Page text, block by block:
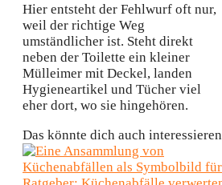
Hier entsteht der Fehlwurf oft nur,
weil der richtige Weg
umständlicher ist. Steht direkt
neben der Toilette ein kleiner
Mülleimer mit Deckel, landen
Hygieneartikel und Tücher viel
eher dort, wo sie hingehören.
Das könnte dich auch interessieren